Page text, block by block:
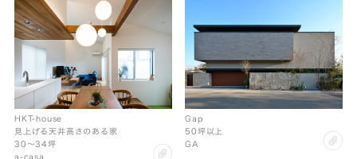
HKT-house
見上げる天井高さのある家
30〜34坪
a-casa
Gap
50坪以上
GA